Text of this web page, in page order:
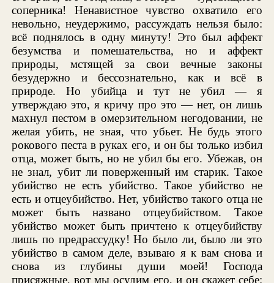
соперника! Ненавистное чувство охватило его
невольно, неудержимо, рассуждать нельзя было:
всё поднялось в одну минуту! Это был аффект
безумства и помешательства, но и аффект
природы, мстящей за свои вечные законы
безудержно и бессознательно, как и всё в
природе. Но убийца и тут не убил — я
утверждаю это, я кричу про это — нет, он лишь
махнул пестом в омерзительном негодовании, не
желая убить, не зная, что убьет. Не будь этого
рокового песта в руках его, и он бы только избил
отца, может быть, но не убил бы его. Убежав, он
не знал, убит ли поверженный им старик. Такое
убийство не есть убийство. Такое убийство не
есть и отцеубийство. Нет, убийство такого отца не
может быть названо отцеубийством. Такое
убийство может быть причтено к отцеубийству
лишь по предрассудку! Но было ли, было ли это
убийство в самом деле, взываю я к вам снова и
снова из глубины души моей! Господа
присяжные, вот мы осудим его, и он скажет себе: